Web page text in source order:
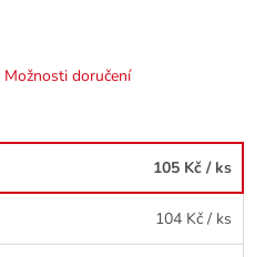
Možnosti doručení
105 Kč / ks
104 Kč / ks